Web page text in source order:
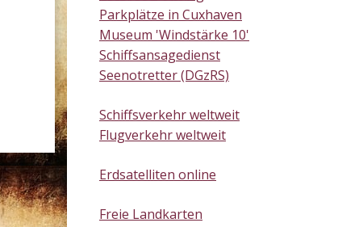
Parkplätze in Cuxhaven
Museum 'Windstärke 10'
Schiffsansagedienst
Seenotretter (DGzRS)
Schiffsverkehr weltweit
Flugverkehr weltweit
Erdsatelliten online
Freie Landkarten